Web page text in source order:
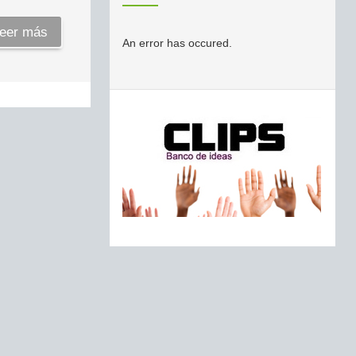
más
An error has occured.